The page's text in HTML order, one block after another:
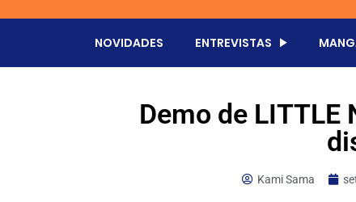
NOVIDADES ENTREVISTAS
Demo de LITTLE
Kami Sama